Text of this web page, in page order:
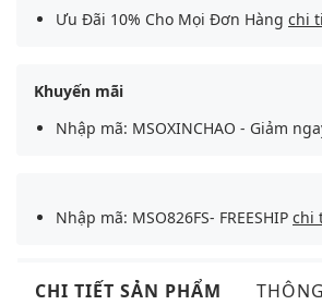
Ưu Đãi 10% Cho Mọi Đơn Hàng chi
Khuyến mãi
Nhập mã: MSOXINCHAO - Giảm
Nhập mã: MSO826FS- FREESHIP chi
CHI TIẾT SẢN PHẨM